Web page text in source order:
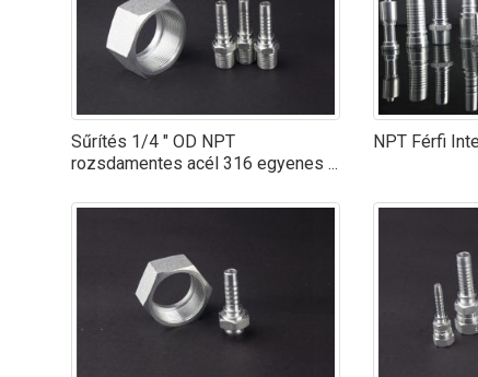
Sűrítés 1/4 ″ OD NPT
rozsdamentes acél 316 egyenes ...
NPT Férfi